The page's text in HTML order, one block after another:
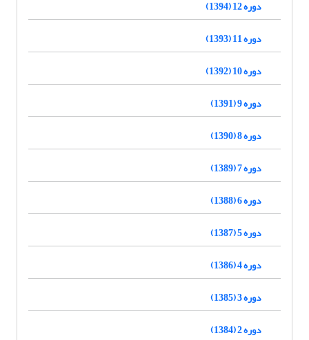
دوره 12 (1394)
دوره 11 (1393)
دوره 10 (1392)
دوره 9 (1391)
دوره 8 (1390)
دوره 7 (1389)
دوره 6 (1388)
دوره 5 (1387)
دوره 4 (1386)
دوره 3 (1385)
دوره 2 (1384)